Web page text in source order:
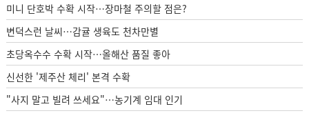
미니 단호박 수확 시작…장마철 주의할 점은?
변덕스런 날씨…감귤 생육도 천차만별
초당옥수수 수확 시작…올해산 품질 좋아
신선한 '제주산 체리' 본격 수확
"사지 말고 빌려 쓰세요"…농기계 임대 인기